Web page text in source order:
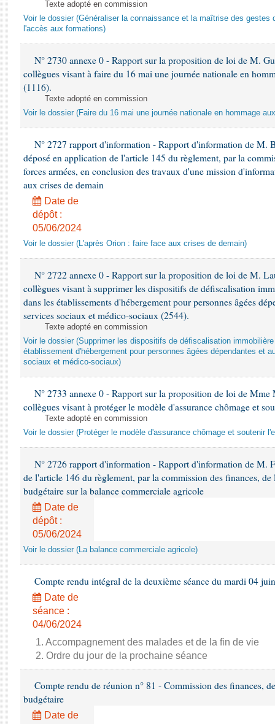
Comptes rendus des débats
Texte adopté en commission
Voir le dossier (Généraliser la connaissance et la maîtrise des gestes
l'accès aux formations)
N° 2730 annexe 0 - Rapport sur la proposition de loi de M.
collègues visant à faire du 16 mai une journée nationale en
(1116).
Texte adopté en commission
Voir le dossier (Faire du 16 mai une journée nationale en hommage
N° 2727 rapport d'information - Rapport d'information de M.
déposé en application de l'article 145 du règlement, par la
forces armées, en conclusion des travaux d'une mission
aux crises de demain
Date de
dépôt :
05/06/2024
Voir le dossier (L'après Orion : faire face aux crises de demain)
N° 2722 annexe 0 - Rapport sur la proposition de loi de M.
collègues visant à supprimer les dispositifs de défiscalisation
dans les établissements d'hébergement pour personnes âgées
services sociaux et médico-sociaux (2544).
Texte adopté en commission
Voir le dossier (Supprimer les dispositifs de défiscalisation
établissement d'hébergement pour personnes âgées dépendantes et
sociaux et médico-sociaux)
N° 2733 annexe 0 - Rapport sur la proposition de loi de Mme
collègues visant à protéger le modèle d'assurance chômage et
Texte adopté en commission
Voir le dossier (Protéger le modèle d'assurance chômage et soutenir
N° 2726 rapport d'information - Rapport d'information de M.
de l'article 146 du règlement, par la commission des finances,
budgétaire sur la balance commerciale agricole
Date de
dépôt :
05/06/2024
Voir le dossier (La balance commerciale agricole)
Compte rendu intégral de la deuxième séance du mardi 04
Date de
séance :
04/06/2024
1. Accompagnement des malades et de la fin de vie
2. Ordre du jour de la prochaine séance
Compte rendu de réunion n° 81 - Commission des finances,
budgétaire
Date de